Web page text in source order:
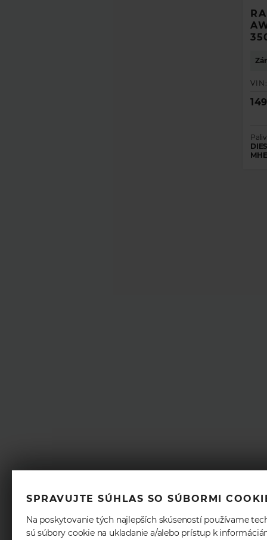
SPRAVUJTE SÚHLAS SO SÚBORMI
Na poskytovanie tých najlepších skúseností používame
sú súbory cookie na ukladanie a/alebo prístup k
VIN: